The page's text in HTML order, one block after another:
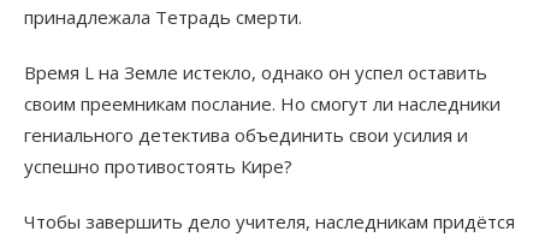
принадлежала Тетрадь смерти.
Время L на Земле истекло, однако он успел оставить
своим преемникам послание. Но смогут ли наследники
гениального детектива объединить свои усилия и
успешно противостоять Кире?
Чтобы завершить дело учителя, наследникам придётся